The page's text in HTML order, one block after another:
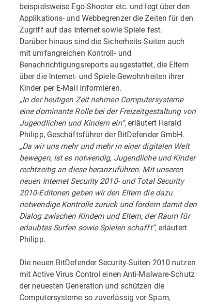
beispielsweise Ego-Shooter etc. und legt über den
Applikations- und Webbegrenzer die Zeiten für den
Zugriff auf das Internet sowie Spiele fest.
Darüber hinaus sind die Sicherheits-Suiten auch
mit umfangreichen Kontroll- und
Benachrichtigungsreports ausgestattet, die Eltern
über die Internet- und Spiele-Gewohnheiten ihrer
Kinder per E-Mail informieren.
„In der heutigen Zeit nehmen Computersysteme
eine dominante Rolle bei der Freizeitgestaltung von
Jugendlichen und Kindern ein“, erläutert Harald
Philipp, Geschäftsführer der BitDefender GmbH.
„Da wir uns mehr und mehr in einer digitalen Welt
bewegen, ist es notwendig, Jugendliche und Kinder
rechtzeitig an diese heranzuführen. Mit unseren
neuen Internet Security 2010- und Total Security
2010-Editonen geben wir den Eltern die dazu
notwendige Kontrolle zurück und fördern damit den
Dialog zwischen Kindern und Eltern, der Raum für
erlaubtes Surfen sowie Spielen schafft“, erläutert
Philipp.
Die neuen BitDefender Security-Suiten 2010 nutzen
mit Active Virus Control einen Anti-Malware-Schutz
der neuesten Generation und schützen die
Computersysteme so zuverlässig vor Spam,